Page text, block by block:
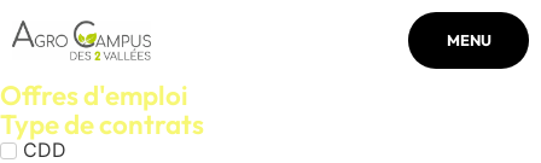
MENU
Offres d'emploi
Type de contrats
CDD